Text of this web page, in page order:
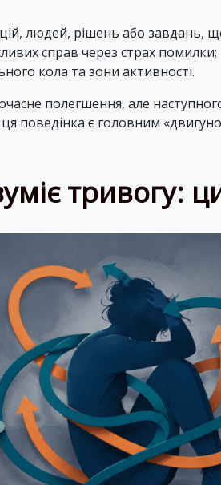
людей, рішень або завдань,
справ через страх помилки;
кола та зони активності.
полегшення, але
поведінка є головним
тривогу: